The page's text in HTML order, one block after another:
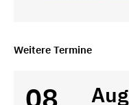
Weitere Termine
Aug